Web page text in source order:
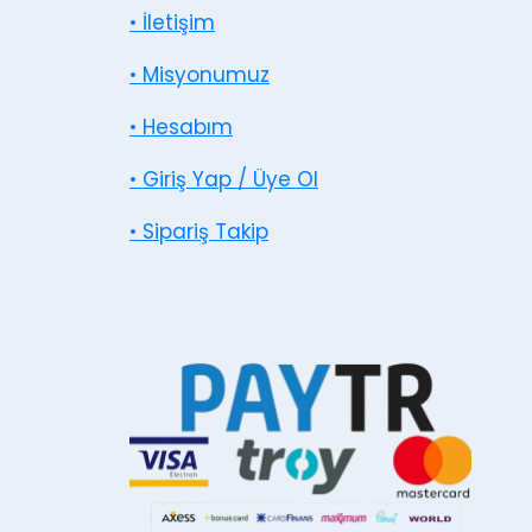
• İletişim
• Misyonumuz
• Hesabım
• Giriş Yap / Üye Ol
• Sipariş Takip